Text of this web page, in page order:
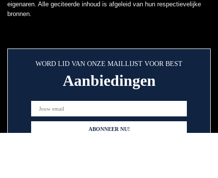
eigenaren. Alle geciteerde inhoud is afgeleid van hun respectievelijke
bronnen.
WORD LID VAN ONZE MAILLIJST VOOR BEST
Aanbiedingen